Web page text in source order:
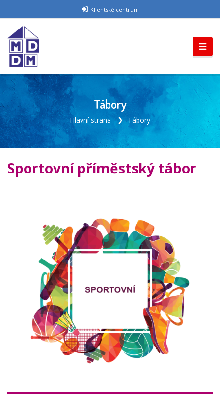
Klientské centrum
Tábory
Hlavní strana Tábory
Sportovní příměstský tábor